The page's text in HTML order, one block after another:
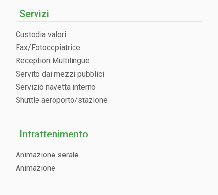
Servizi
Custodia valori
Fax/Fotocopiatrice
Reception Multilingue
Servito dai mezzi pubblici
Servizio navetta interno
Shuttle aeroporto/stazione
Intrattenimento
Animazione serale
Animazione